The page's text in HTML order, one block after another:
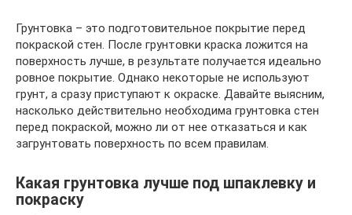
Грунтовка – это подготовительное покрытие перед
покраской стен. После грунтовки краска ложится на
поверхность лучше, в результате получается идеально
ровное покрытие. Однако некоторые не используют
грунт, а сразу приступают к окраске. Давайте выясним,
насколько действительно необходима грунтовка стен
перед покраской, можно ли от нее отказаться и как
загрунтовать поверхность по всем правилам.
Какая грунтовка лучше под шпаклевку и
покраску